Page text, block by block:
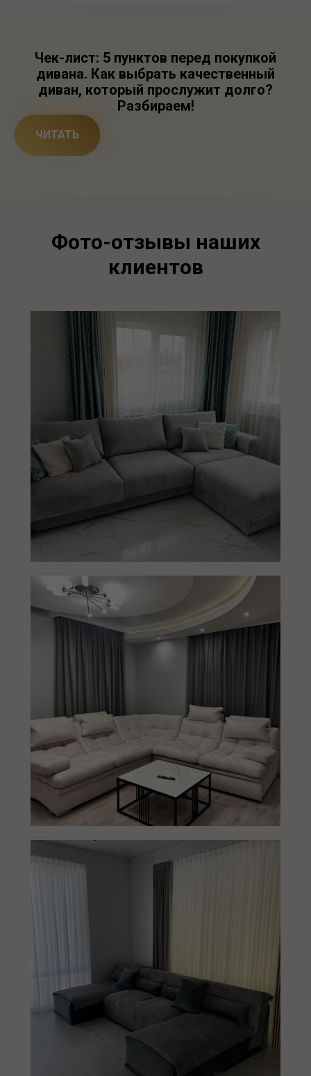
Чек-лист: 5 пунктов перед покупкой
дивана. Как выбрать качественный
диван, который прослужит долго?
Разбираем!
ЧИТАТЬ
Фото-отзывы наших
клиентов